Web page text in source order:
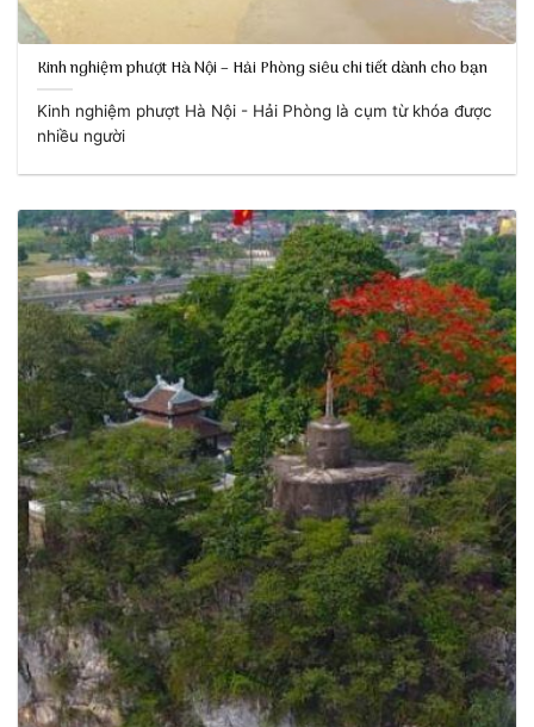
Kinh nghiệm phượt Hà Nội – Hải Phòng siêu chi tiết dành cho bạn
Kinh nghiệm phượt Hà Nội - Hải Phòng là cụm từ khóa được
nhiều người